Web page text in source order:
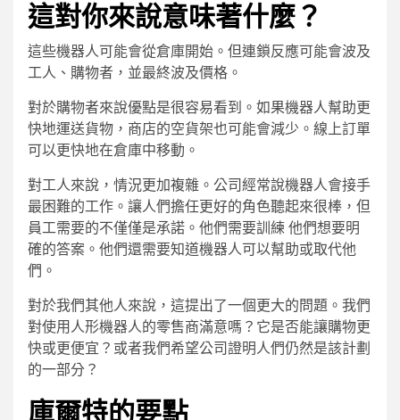
這對你來說意味著什麼？
這些機器人可能會從倉庫開始。但連鎖反應可能會波及
工人、購物者，並最終波及價格。
對於購物者來說優點是很容易看到。如果機器人幫助更
快地運送貨物，商店的空貨架也可能會減少。線上訂單
可以更快地在倉庫中移動。
對工人來說，情況更加複雜。公司經常說機器人會接手
最困難的工作。讓人們擔任更好的角色聽起來很棒，但
員工需要的不僅僅是承諾。他們需要訓練 他們想要明
確的答案。他們還需要知道機器人可以幫助或取代他
們。
對於我們其他人來說，這提出了一個更大的問題。我們
對使用人形機器人的零售商滿意嗎？它是否能讓購物更
快或更便宜？或者我們希望公司證明人們仍然是該計劃
的一部分？
庫爾特的要點